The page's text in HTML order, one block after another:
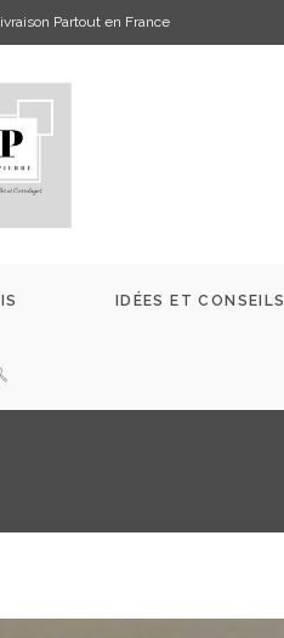
Partout en France
IDÉES ET CONSEILS